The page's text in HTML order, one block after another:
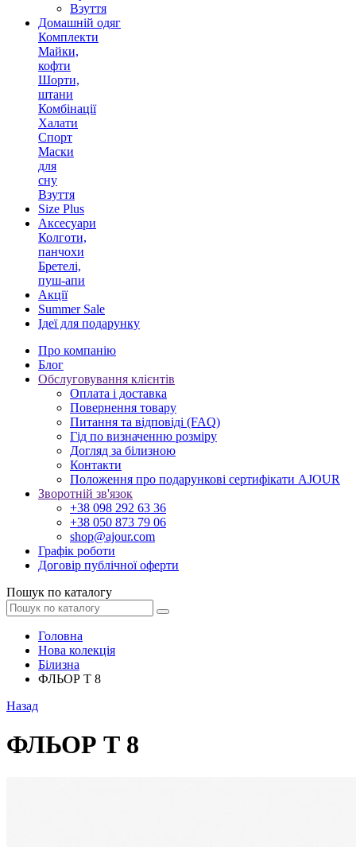
Взуття
Домашній одяг
Комплекти
Майки,
кофти
Шорти,
штани
Комбінації
Халати
Спорт
Маски
для
сну
Взуття
Size Plus
Аксесуари
Колготи,
панчохи
Бретелі,
пуш-апи
Акції
Summer Sale
Ідеї для подарунку
Про компанію
Блог
Обслуговування клієнтів
Оплата і доставка
Повернення товару
Питання та відповіді (FAQ)
Гід по визначенню розміру
Догляд за білизною
Контакти
Положення про подарункові сертифікати AJOUR
Зворотній зв'язок
+38 098 292 63 36
+38 050 873 79 06
shop@ajour.com
Графік роботи
Договір публічної оферти
Пошук по каталогу
Головна
Нова колекція
Білизна
ФЛЬОР Т 8
Назад
ФЛЬОР Т 8